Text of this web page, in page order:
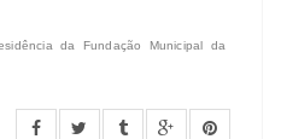
da Fundação Municipal da